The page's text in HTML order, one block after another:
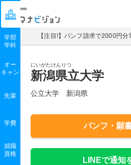
マナビジョン
【注目!】パンフ請求で2000円
にいがたけんりつ
新潟県立大学
公立大学 新潟県
パンフ・願
LINEで通知
学部
学科
オー
キャン
先輩
学費
就職
資格